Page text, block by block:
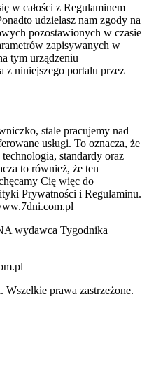
w całości z Regulaminem
udzielasz nam zgody na
pozostawionych w czasie
zapisywanych w
tym urządzeniu
z niniejszego portalu przez
stale pracujemy nad
usługi. To oznacza, że
standardy oraz
to również, że ten
Cię więc do
Prywatności i Regulaminu.
wydawca Tygodnika
prawa zastrzeżone.